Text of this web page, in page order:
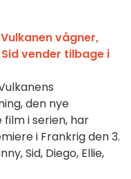
vågner,
vender tilbage i
den nye
i serien, har
i Frankrig den 3.
Sid, Diego, Ellie,